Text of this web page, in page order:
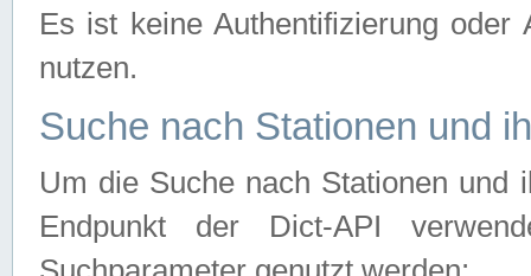
Es ist keine Authentifizierung
nutzen.
Suche nach Stationen und
Um die Suche nach Stationen und
Endpunkt der Dict-API